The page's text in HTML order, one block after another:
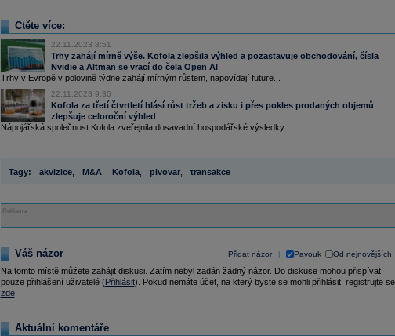
Čtěte více:
22.11.2023 8:51
Trhy zahájí mírně výše. Kofola zlepšila výhled a pozastavuje obchodování, čísla
Nvidie a Altman se vrací do čela Open AI
Trhy v Evropě v polovině týdne zahájí mírným růstem, napovídají future...
22.11.2023 9:30
Kofola za třetí čtvrtletí hlásí růst tržeb a zisku i přes pokles prodaných objemů
zlepšuje celoroční výhled
Nápojářská společnost Kofola zveřejnila dosavadní hospodářské výsledky...
Tagy: akvizice, M&A Kofola, pivovar, transakce
Reklama
Přidat názor Pavouk Od nejnovějších
Váš názor
Na tomto místě můžete zahájit diskusi. Zatím nebyl zadán žádný názor. Do diskuse mohou přispívat
pouze přihlášení uživatelé (Přihlásit). Pokud nemáte účet, na který byste se mohli přihlásit, registrujte se
zde.
Aktuální komentáře